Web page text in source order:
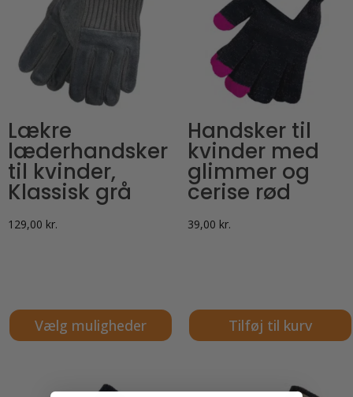
Lækre
læderhandsker
til kvinder,
Klassisk grå
129,00 kr.
Vælg muligheder
Handsker til
kvinder med
glimmer og
cerise rød
39,00 kr.
Tilføj til kurv